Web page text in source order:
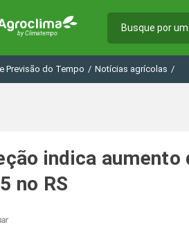
Previsão do Tempo / Notícias agrícolas /
indica aumento
no RS